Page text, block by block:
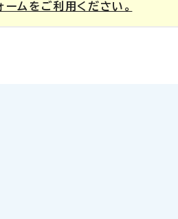
ムをご利用ください。